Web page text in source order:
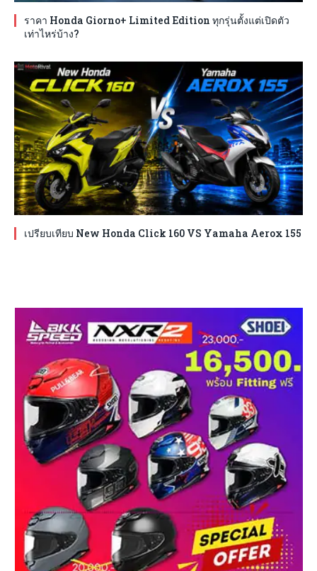
ราคา Honda Giorno+ Limited Edition ทุกรุ่นตั้งแต่เปิดตัว
เท่าไหร่บ้าง?
เปรียบเทียบ New Honda Click 160 VS Yamaha Aerox 155